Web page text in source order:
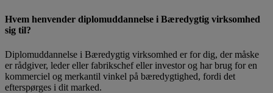
Hvem henvender diplomuddannelse i Bæredygtig virksomhed
sig til?
Diplomuddannelse i Bæredygtig virksomhed er for dig, der måske
er rådgiver, leder eller fabrikschef eller investor og har brug for en
kommerciel og merkantil vinkel på bæredygtighed, fordi det
efterspørges i dit marked.